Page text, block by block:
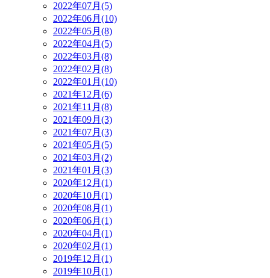
2022年07月(5)
2022年06月(10)
2022年05月(8)
2022年04月(5)
2022年03月(8)
2022年02月(8)
2022年01月(10)
2021年12月(6)
2021年11月(8)
2021年09月(3)
2021年07月(3)
2021年05月(5)
2021年03月(2)
2021年01月(3)
2020年12月(1)
2020年10月(1)
2020年08月(1)
2020年06月(1)
2020年04月(1)
2020年02月(1)
2019年12月(1)
2019年10月(1)